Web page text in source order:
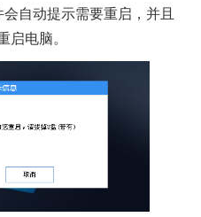
自动提示需要重启，并且
启电脑。